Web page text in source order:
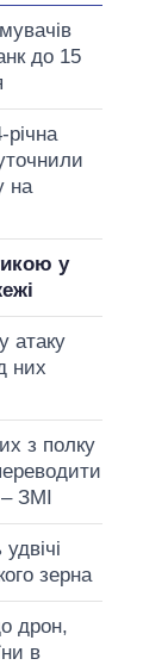
до 15
на
у
атаку
них
з полку
– ЗМІ
зерна
дрон,
в